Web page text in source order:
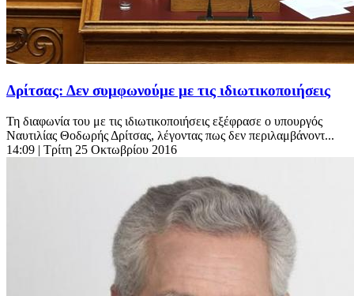
Δρίτσας: Δεν συμφωνούμε με τις ιδιωτικοποιήσεις
Τη διαφωνία του με τις ιδιωτικοποιήσεις εξέφρασε ο υπουργός
Ναυτιλίας Θοδωρής Δρίτσας, λέγοντας πως δεν περιλαμβάνοντ...
14:09 | Τρίτη 25 Οκτωβρίου 2016